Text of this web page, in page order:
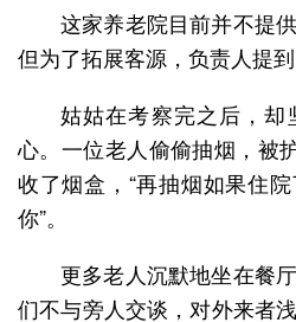
这家养老院目前并不提
但为了拓展客源，负责人提到
姑姑在考察完之后，
心。一位老人偷偷抽烟，被
收了烟盒，“再抽烟如果住
你”。
更多老人沉默地坐在餐
们不与旁人交谈，对外来者